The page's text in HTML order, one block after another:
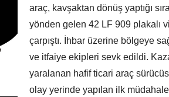
araç, kavşaktan dönüş yaptığı
yönden gelen 42 LF 909 plakalı
çarpıştı. İhbar üzerine bölgeye
ve itfaiye ekipleri sevk edildi.
yaralanan hafif ticari araç
olay yerinde yapılan ilk